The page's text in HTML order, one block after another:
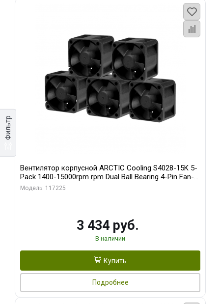
Фильтр
Вентилятор корпусной ARCTIC Cooling S4028-15K 5-
Pack 1400-15000rpm rpm Dual Ball Bearing 4-Pin Fan-
Connector (ACFAN00274A)
Модель: 117225
3 434 руб.
В наличии
Купить
Подробнее